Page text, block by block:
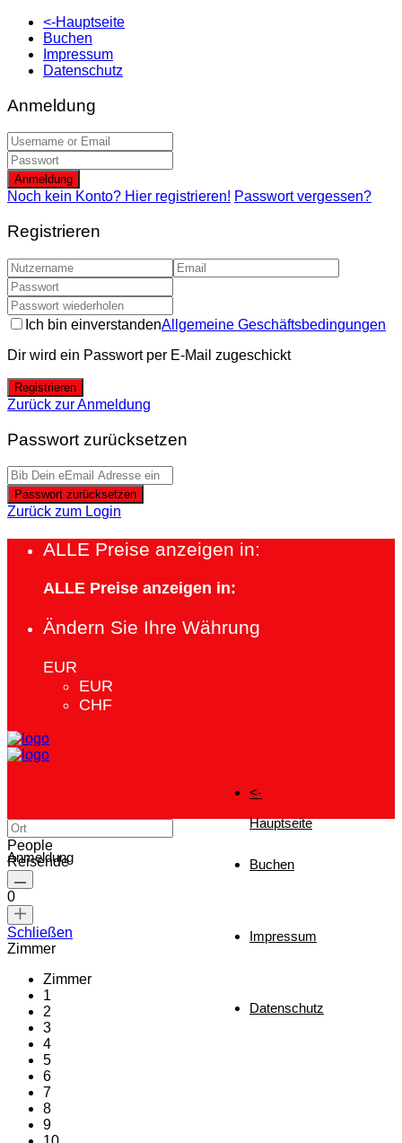
<-Hauptseite
Buchen
Impressum
Datenschutz
Anmeldung
Anmeldung
Noch kein Konto? Hier registrieren! Passwort vergessen?
Registrieren
Ich bin einverstandenAllgemeine Geschäftsbedingungen
Dir wird ein Passwort per E-Mail zugeschickt
Registrieren
Zurück zur Anmeldung
Passwort zurücksetzen
Passwort zurücksetzen
Zurück zum Login
ALLE Preise anzeigen in:
ALLE Preise anzeigen in:
Ändern Sie Ihre Währung
EUR
EUR
CHF
<-
Hauptseite
Buchen
Impressum
Datenschutz
Anmeldung
People
Reisende
0
Schließen
Zimmer
Zimmer
1
2
3
4
5
6
7
8
9